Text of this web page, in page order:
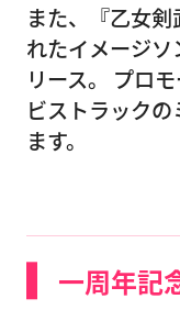
また、『乙女
れたイメージ
リース。 プロ
ビストラック
ます。
一周年記